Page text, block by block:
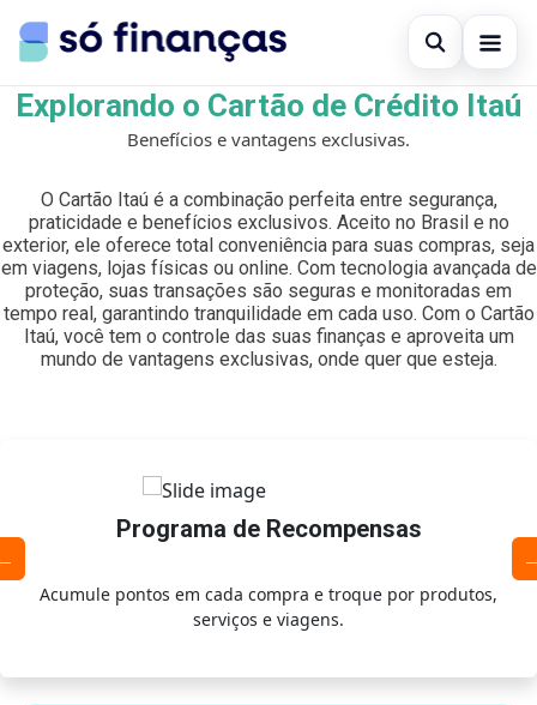
Open
Cartões de crédito
Investimentos
Search for:
Press Enter to search or ESC to close.
Explorando o Cartão de Crédito Itaú
Benefícios e vantagens exclusivas.
O Cartão Itaú é a combinação perfeita entre segurança,
praticidade e benefícios exclusivos. Aceito no Brasil e no
exterior, ele oferece total conveniência para suas compras, seja
em viagens, lojas físicas ou online. Com tecnologia avançada de
proteção, suas transações são seguras e monitoradas em
tempo real, garantindo tranquilidade em cada uso. Com o Cartão
Itaú, você tem o controle das suas finanças e aproveita um
mundo de vantagens exclusivas, onde quer que esteja.
Programa de Recompensas
Acumule pontos em cada compra e troque por produtos,
serviços e viagens.